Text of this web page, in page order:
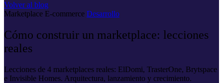
Volver al blog
Marketplace E-commerce Desarrollo
Cómo construir un marketplace: lecciones
reales
Lecciones de 4 marketplaces reales: ElDomi, TrasterOne, Brytspace
e Invisible Homes. Arquitectura, lanzamiento y crecimiento.